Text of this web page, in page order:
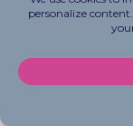
#18
calmante